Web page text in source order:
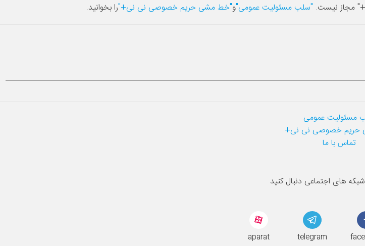
مجاز نیست. "سلب مسئولیت عمومی"و"خط مشی حریم خصوصی نی نی+"را بخوانید.
مسئولیت عمومی
خصوصی نی نی+
تماس با ما
های اجتماعی دنبال کنید
aparat telegram